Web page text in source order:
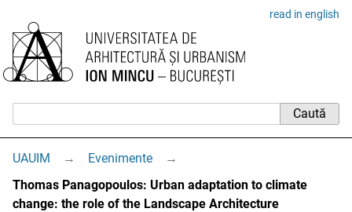
read in english
UAUIM → Evenimente
→
Thomas Panagopoulos: Urban adaptation to climate
change: the role of the Landscape Architecture